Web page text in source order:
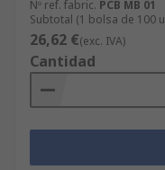
de Bloques de
fabricante,
La selección
que abarcarán
productos de alta
Nº ref. fabric. PCB MB 01
Subtotal (1 bolsa de 100
26,62 €(exc. IVA)
Cantidad